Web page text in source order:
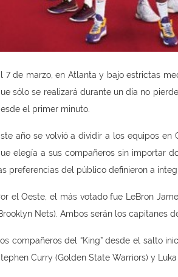
7 de marzo, en Atlanta y bajo estrictas
sólo se realizará durante un día no
el primer minuto.
año se volvió a dividir a los equipos
elegía a sus compañeros sin importar
preferencias del público definieron a
el Oeste, el más votado fue LeBron
Nets). Ambos serán los capitanes
Los compañeros del “King” desde el salto
Curry (Golden State Warriors) y